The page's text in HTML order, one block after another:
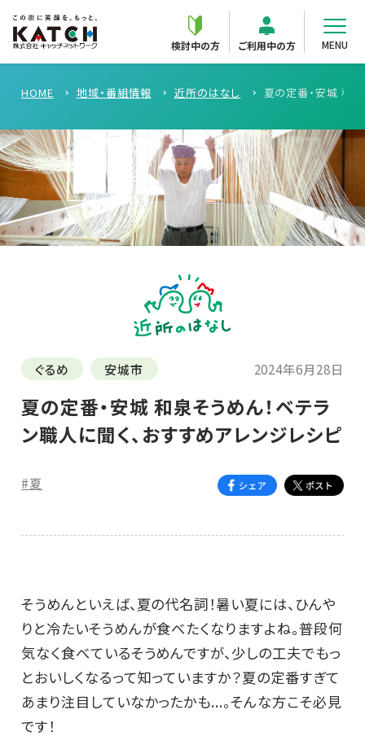
検討中の方 ご利用中の方 MENU
HOME 地域・番組情報 近所のはなし 夏の定番・安城 和
ぐるめ 安城市 2024年6月28日
夏の定番・安城 和泉そうめん！ベテラ
ン職人に聞く、おすすめアレンジレシピ
#夏
そうめんといえば、夏の代名詞！暑い夏には、ひんや
りと冷たいそうめんが食べたくなりますよね。普段何
気なく食べているそうめんですが、少しの工夫でもっ
とおいしくなるって知っていますか？夏の定番すぎて
あまり注目していなかったかも...。そんな方こそ必見
です！